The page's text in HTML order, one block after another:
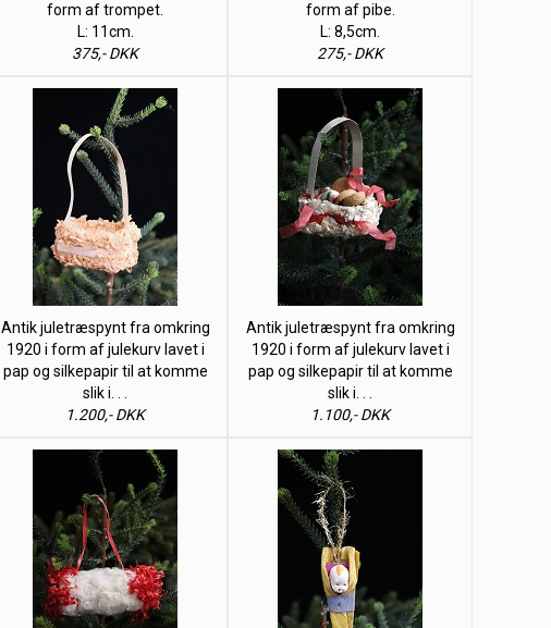
form af trompet.
L: 11cm.
375,- DKK
form af pibe.
L: 8,5cm.
275,- DKK
Antik juletræspynt fra omkring
1920 i form af julekurv lavet i
pap og silkepapir til at komme
slik i. . .
1.200,- DKK
Antik juletræspynt fra omkring
1920 i form af julekurv lavet i
pap og silkepapir til at komme
slik i. . .
1.100,- DKK